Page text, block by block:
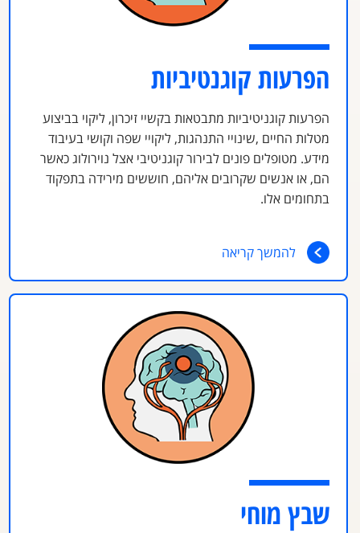
הפרעות קוגנטיביות
הפרעות קוגניטיביות מתבטאות בקשיי זיכרון, ליקוי בביצוע
מטלות החיים ,שינויי התנהגות, ליקויי שפה וקושי בעיבוד
מידע. מטופלים פונים לבירור קוגניטיבי אצל נוירולוג כאשר
הם, או אנשים שקרובים אליהם, חוששים מירידה בתפקוד
בתחומים אלו.
להמשך קריאה
שבץ מוחי